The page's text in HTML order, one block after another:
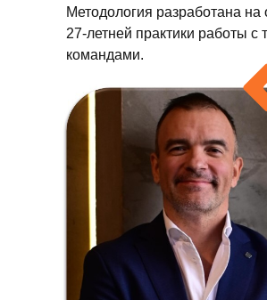
Методология разработана на
27-летней практики работы с
командами.